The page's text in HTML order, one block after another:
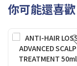
你可能還喜歡